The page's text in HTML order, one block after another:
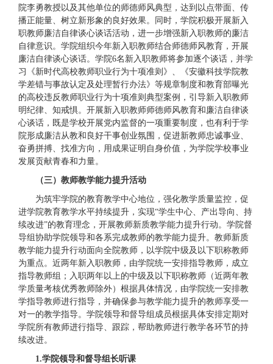
院李勇教授以及其他单位的师德师风典型，达到以点带面、传
播正能量、树立新形象的良好效果。同时，学院积极开展新入
职教师廉洁自律谈心谈话活动，进一步增强新入职教师的廉洁
自律意识。学院组织今年新入职教师结合师德师风教育，开展
廉洁自律谈心谈话。学院6名新入职教师将参加逐个谈话，并学
习《新时代高校教师职业行为十项准则》、《安徽科技学院教
学差错与事故认定及处理暂行办法》等规章制度和教育部曝光
的高校违反教师职业行为十项准则典型案例，引导新入职教师
明纪律、知戒惧。开展新入职教师师德师风教育和廉洁自律谈
心谈话，既是学校开展党内监督的一项重要制度，也有利于学
院形成廉洁从教和良好干事创业氛围，促进新教师忠诚事业、
奋勇拼搏、找准方向，用成果证明自身价值，为学院学校事业
发展贡献青春和力量。
（三）教师教学能力提升活动
为筑牢学院的教育教学中心地位，强化教学质量监控，促
进学院教育教学水平持续提升，实现“学生中心、产出导向、持
续改进”的教育理念，开展教师新质教学能力提升行动。学院督
导组协助学院领导和各系完成教师的教学能力提升。教师新质
教学能力提升行动面向全院教师，以学院中级及以下职称教师
为重点。近两年新入职教师，由学院统一安排指导教师，成立
指导教师组；入职两年以上的中级及以下职称教师（近两年教
学质量考核优秀教师除外）根据具体情况，由学院统一安排教
学指导教师进行指导，并确保参与教学能力提升的教师享受一
对一的教学指导。学院领导和督导组成员根据具体安排定期对
学院所有教师进行指导、跟踪，帮助教师进行教学各环节的持
续改进。
1.学院领导和督导组长听课